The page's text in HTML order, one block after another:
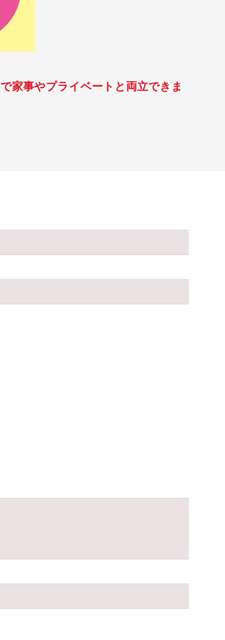
家事やプライベートと両立できま